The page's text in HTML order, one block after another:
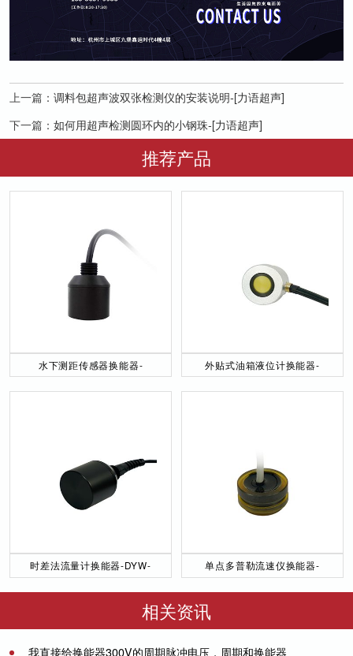
上一篇： 调料包超声波双张检测仪的安装说明-[力语超声]
下一篇： 如何用超声检测圆环内的小钢珠-[力语超声]
推荐产品
水下测距传感器换能器-
外贴式油箱液位计换能器-
时差法流量计换能器-DYW-
单点多普勒流速仪换能器-
相关资讯
我直接给换能器300V的周期脉冲电压，周期和换能器